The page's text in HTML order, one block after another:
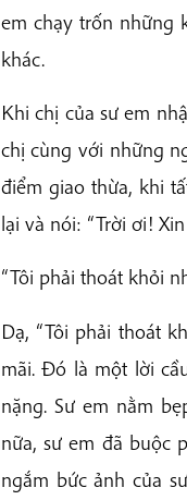
em chạy trốn những
khác.
Khi chị của sư em
chị cùng với những
điểm giao thừa, khi
lại và nói: “Trời ơi!
“Tôi phải thoát khỏi
Dạ, “Tôi phải thoát
mãi. Đó là một lời
nặng. Sư em nằm
nữa, sư em đã buộc
ngắm bức ảnh của